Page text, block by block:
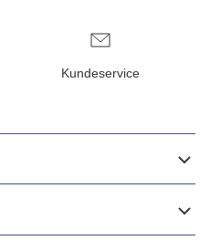
Kundeservice